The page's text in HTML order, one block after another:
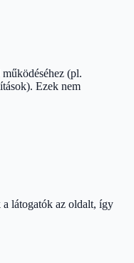
(pl.
Ezek nem
a látogatók az oldalt, így